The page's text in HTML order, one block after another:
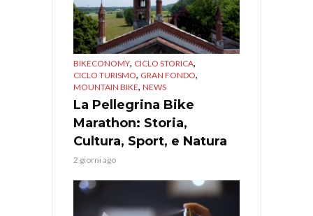
BIKECONOMY, CICLO STORICA,
CICLO TURISMO, GRAN FONDO,
MOUNTAIN BIKE, NEWS
La Pellegrina Bike
Marathon: Storia,
Cultura, Sport, e Natura
2 giorni ago